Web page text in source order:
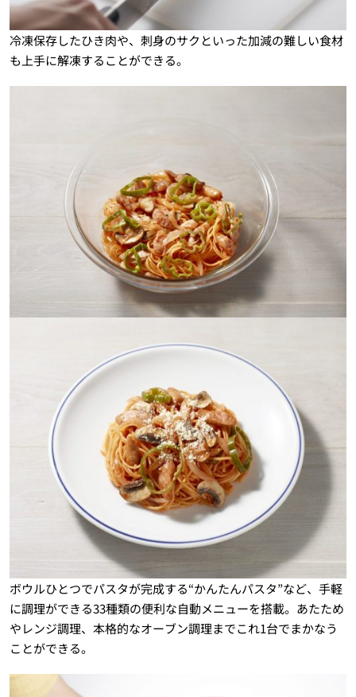
冷凍保存したひき肉や、刺身のサクといった加減の難しい食材
も上手に解凍することができる。
ボウルひとつでパスタが完成する“かんたんパスタ”など、手軽
に調理ができる33種類の便利な自動メニューを搭載。あたため
やレンジ調理、本格的なオーブン調理までこれ1台でまかなう
ことができる。